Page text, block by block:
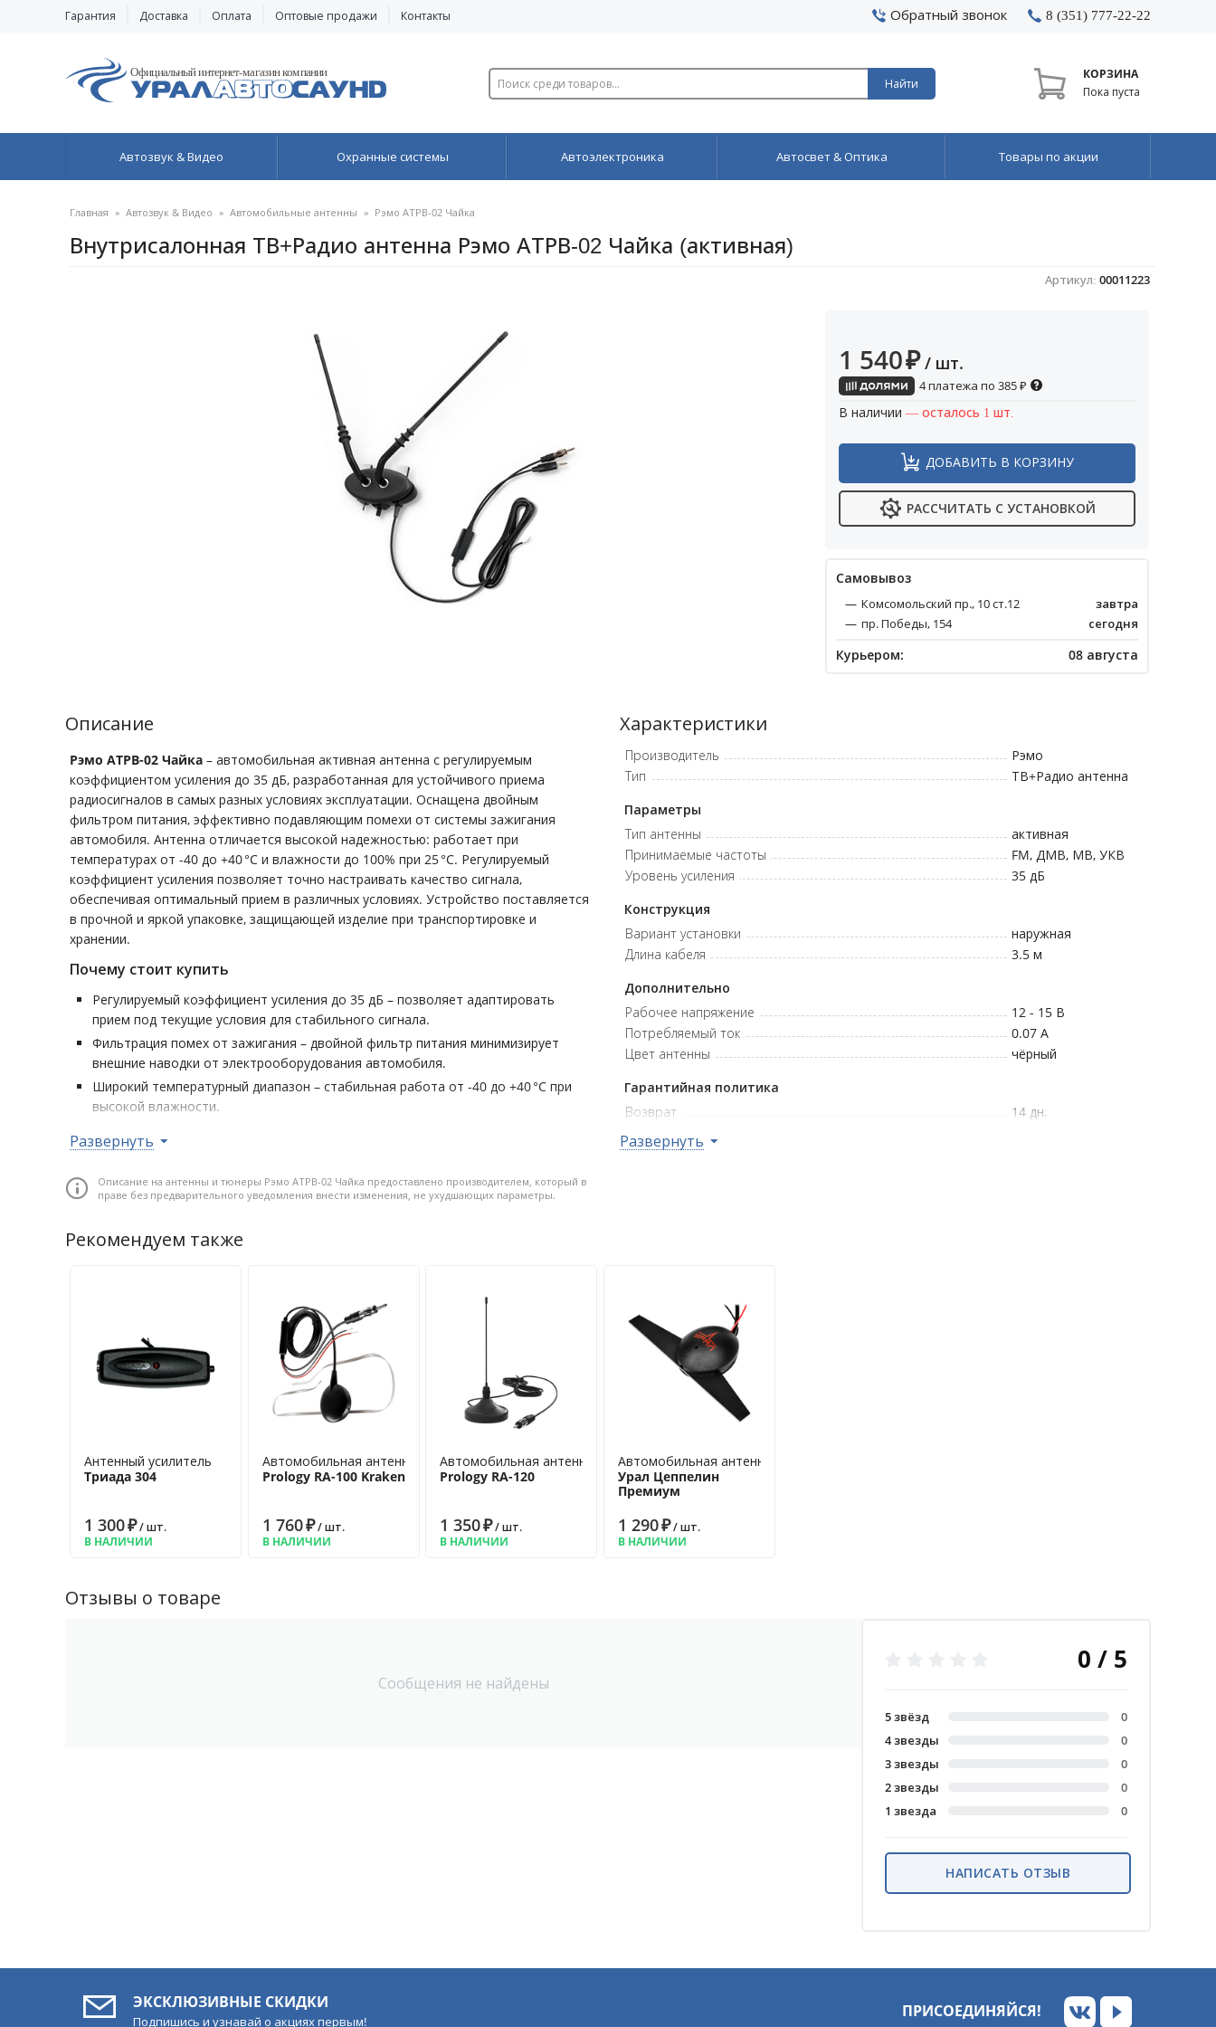
Гарантия Доставка Оплата Оптовые продажи Контакты Обратный звонок 8 (351) 777-22-22
Найти
КОРЗИНА
Пока пуста
Автозвук & Видео Охранные системы Автоэлектроника Автосвет & Оптика Товары по акции
Главная » Автозвук & Видео » Автомобильные антенны » Рэмо АТРВ-02 Чайка
Внутрисалонная ТВ+Радио антенна Рэмо АТРВ-02 Чайка (активная)
Артикул: 00011223
1 540₽ / шт.
4 платежа по 385₽
В наличии — осталось 1 шт.
ДОБАВИТЬ В КОРЗИНУ
РАССЧИТАТЬ С УСТАНОВКОЙ
Cамовывоз
Комсомольский пр., 10 ст.12
завтра
пр. Победы, 154
сегодня
Курьером: 08 августа
Описание
Рэмо АТРВ-02 Чайка – автомобильная активная антенна с регулируемым
коэффициентом усиления до 35 дБ, разработанная для устойчивого приема
радиосигналов в самых разных условиях эксплуатации. Оснащена двойным
фильтром питания, эффективно подавляющим помехи от системы зажигания
автомобиля. Антенна отличается высокой надежностью: работает при
температурах от -40 до +40 °C и влажности до 100% при 25 °C. Регулируемый
коэффициент усиления позволяет точно настраивать качество сигнала,
обеспечивая оптимальный прием в различных условиях. Устройство поставляется
в прочной и яркой упаковке, защищающей изделие при транспортировке и
хранении.
Почему стоит купить
Регулируемый коэффициент усиления до 35 дБ – позволяет адаптировать
прием под текущие условия для стабильного сигнала.
Фильтрация помех от зажигания – двойной фильтр питания минимизирует
внешние наводки от электрооборудования автомобиля.
Широкий температурный диапазон – стабильная работа от -40 до +40 °C при
высокой влажности.
искажениями сигнала.
установки и стабильный прием в различных направлениях.
Развернуть
Описание на антенны и тюнеры Рэмо АТРВ-02 Чайка предоставлено производителем, который в
праве без предварительного уведомления внести изменения, не ухудшающих параметры.
Характеристики
Производитель
Рэмо
Тип
ТВ+Радио антенна
Параметры
Тип антенны
активная
Принимаемые частоты
FM, ДМВ, МВ, УКВ
Уровень усиления
35дБ
Конструкция
Вариант установки
наружная
Длина кабеля
3.5м
Дополнительно
Рабочее напряжение
12 - 15В
Потребляемый ток
0.07 А
Цвет антенны
чёрный
Гарантийная политика
Возврат
14 дн.
Гарантия
Развернуть
Рекомендуем также
Антенный усилитель
Триада 304
1 300₽/ шт.
В НАЛИЧИИ
Автомобильная антенна для радио
Prology RA-100 Kraken
1 760₽/ шт.
В НАЛИЧИИ
Автомобильная антенна для радио
Prology RA-120
1 350₽/ шт.
В НАЛИЧИИ
Автомобильная антенна для радио
Урал Цеппелин
Премиум
1 290₽/ шт.
В НАЛИЧИИ
Отзывы о товаре
Сообщения не найдены
0 / 5
5 звёзд
0
4 звезды
0
3 звезды
0
2 звезды
0
1 звезда
0
НАПИСАТЬ ОТЗЫВ
ЭКСКЛЮЗИВНЫЕ СКИДКИ
Подпишись и узнавай о акциях первым!
ПРИСОЕДИНЯЙСЯ!